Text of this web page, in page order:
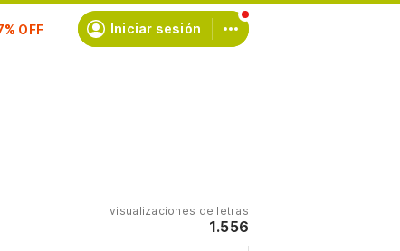
Iniciar sesión
visualizaciones de letras
1.556